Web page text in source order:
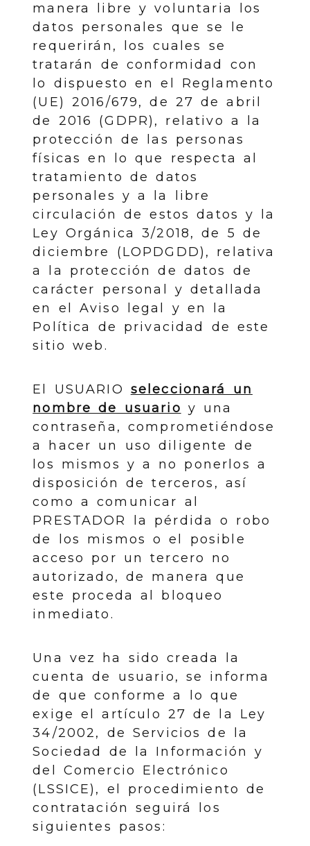
manera libre y voluntaria los
datos personales que se le
requerirán, los cuales se
tratarán de conformidad con
lo dispuesto en el Reglamento
(UE) 2016/679, de 27 de abril
de 2016 (GDPR), relativo a la
protección de las personas
físicas en lo que respecta al
tratamiento de datos
personales y a la libre
circulación de estos datos y la
Ley Orgánica 3/2018, de 5 de
diciembre (LOPDGDD), relativa
a la protección de datos de
carácter personal y detallada
en el Aviso legal y en la
Política de privacidad de este
sitio web.
El USUARIO seleccionará un
nombre de usuario y una
contraseña, comprometiéndose
a hacer un uso diligente de
los mismos y a no ponerlos a
disposición de terceros, así
como a comunicar al
PRESTADOR la pérdida o robo
de los mismos o el posible
acceso por un tercero no
autorizado, de manera que
este proceda al bloqueo
inmediato.
Una vez ha sido creada la
cuenta de usuario, se informa
de que conforme a lo que
exige el artículo 27 de la Ley
34/2002, de Servicios de la
Sociedad de la Información y
del Comercio Electrónico
(LSSICE), el procedimiento de
contratación seguirá los
siguientes pasos: